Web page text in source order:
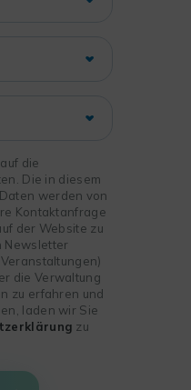
die
Die in diesem
werden von
Kontaktanfrage
der Website zu
Newsletter
die Verwaltung
zu erfahren und
laden wir Sie
zu